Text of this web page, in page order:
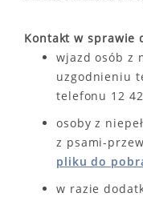
Kontakt w sprawie
wjazd osób z
uzgodnieniu
telefonu 12
osoby z
z psami-
pliku do
w razie